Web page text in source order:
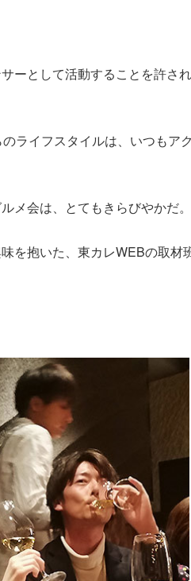
ーとして活動することを許され
ライフスタイルは、いつもアク
メ会は、とてもきらびやかだ。
を抱いた、東カレWEBの取材